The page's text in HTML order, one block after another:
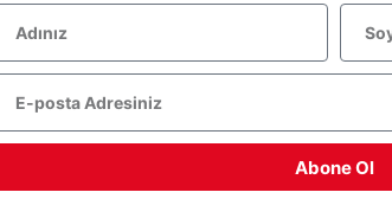
Abone Ol